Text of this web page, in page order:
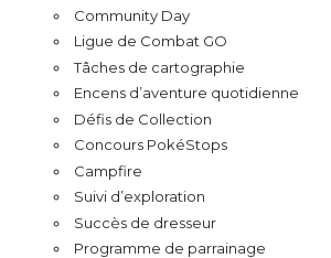
Community Day
Ligue de Combat GO
Tâches de cartographie
Encens d’aventure quotidienne
Défis de Collection
Concours PokéStops
Campfire
Suivi d’exploration
Succès de dresseur
Programme de parrainage